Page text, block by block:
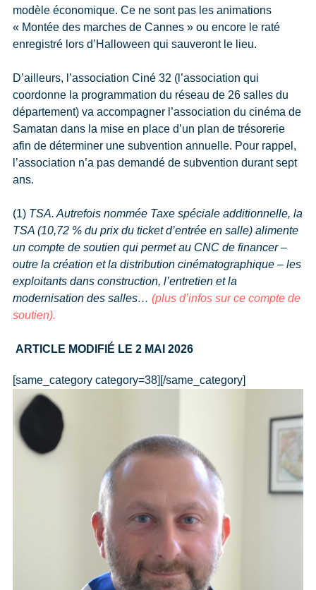
modèle économique. Ce ne sont pas les animations
« Montée des marches de Cannes » ou encore le raté
enregistré lors d’Halloween qui sauveront le lieu.
D’ailleurs, l’association Ciné 32 (l’association qui
coordonne la programmation du réseau de 26 salles du
département) va accompagner l’association du cinéma de
Samatan dans la mise en place d’un plan de trésorerie
afin de déterminer une subvention annuelle. Pour rappel,
l’association n’a pas demandé de subvention durant sept
ans.
(1) TSA. Autrefois nommée Taxe spéciale additionnelle, la
TSA (10,72 % du prix du ticket d’entrée en salle) alimente
un compte de soutien qui permet au CNC de financer –
outre la création et la distribution cinématographique – les
exploitants dans construction, l’entretien et la
modernisation des salles… (plus d’infos sur ce compte de
soutien).
ARTICLE MODIFIÉ LE 2 MAI 2026
[same_category category=38][/same_category]